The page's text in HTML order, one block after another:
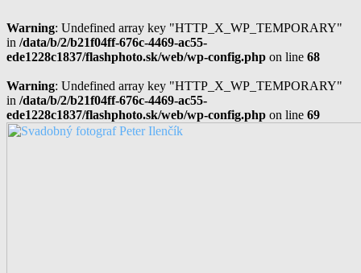
Warning: Undefined array key "HTTP_X_WP_TEMPORARY"
in /data/b/2/b21f04ff-676c-4469-ac55-
ede1228c1837/flashphoto.sk/web/wp-config.php on line 68
Warning: Undefined array key "HTTP_X_WP_TEMPORARY"
in /data/b/2/b21f04ff-676c-4469-ac55-
ede1228c1837/flashphoto.sk/web/wp-config.php on line 69